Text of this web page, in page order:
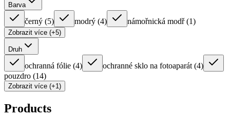
Barva
černý (5) modrý (4) námořnická modř (1)
Zobrazit více (+5)
Druh
ochranná fólie (4) ochranné sklo na fotoaparát (4)
pouzdro (14)
Zobrazit více (+1)
Products